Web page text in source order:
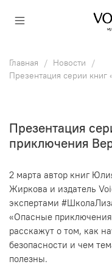
Главная
Новости
Презентация серии
Презентация
приключения
2 марта автор книг
Жиркова и издатель
экспертами
«Опасные
расскажут о том, как
безопасности и чем
полезны.